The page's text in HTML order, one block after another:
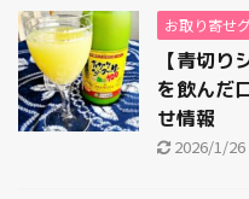
お取り寄せ
【青切り
を飲んだ
せ情報
2026/1/26